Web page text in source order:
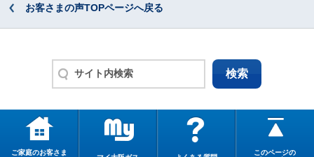
お客さまの声TOPページへ戻る
ご家庭のお客さま
このページの